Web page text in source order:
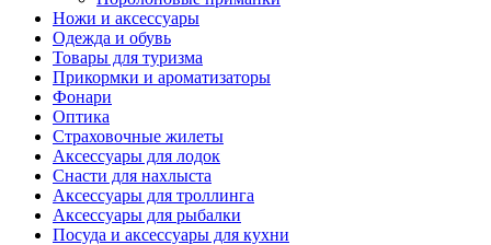
Ножи и аксессуары
Одежда и обувь
Товары для туризма
Прикормки и ароматизаторы
Фонари
Оптика
Страховочные жилеты
Аксессуары для лодок
Снасти для нахлыста
Аксессуары для троллинга
Аксессуары для рыбалки
Посуда и аксессуары для кухни